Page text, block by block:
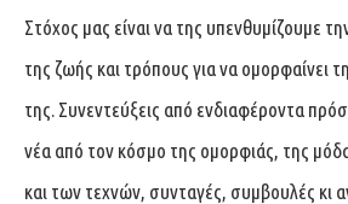
Στόχος μας είναι να της υπενθυμίζουμε
της ζωής και τρόπους για να ομορφαίνει
της. Συνεντεύξεις από ενδιαφέροντα
νέα από τον κόσμο της ομορφιάς, της
και των τεχνών, συνταγές, συμβουλές κι